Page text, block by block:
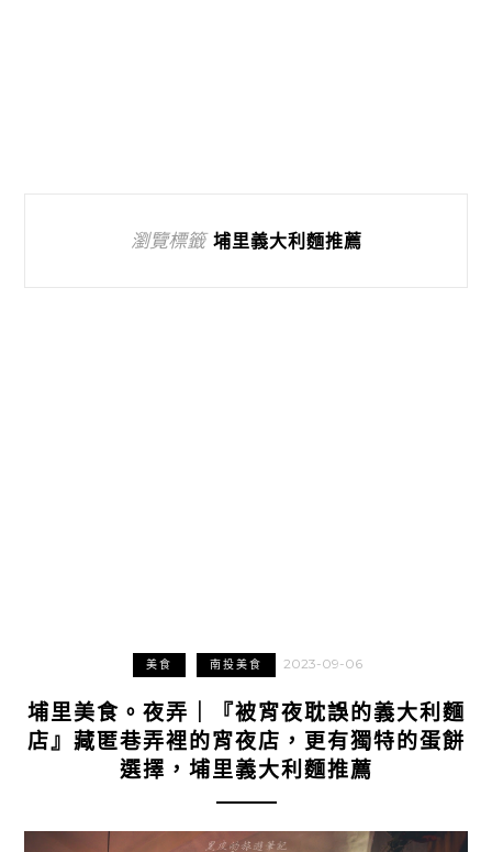
瀏覽標籤 埔里義大利麵推薦
美食 南投美食 2023-09-06
埔里美食。夜弄｜『被宵夜耽誤的義大利麵
店』藏匿巷弄裡的宵夜店，更有獨特的蛋餅
選擇，埔里義大利麵推薦